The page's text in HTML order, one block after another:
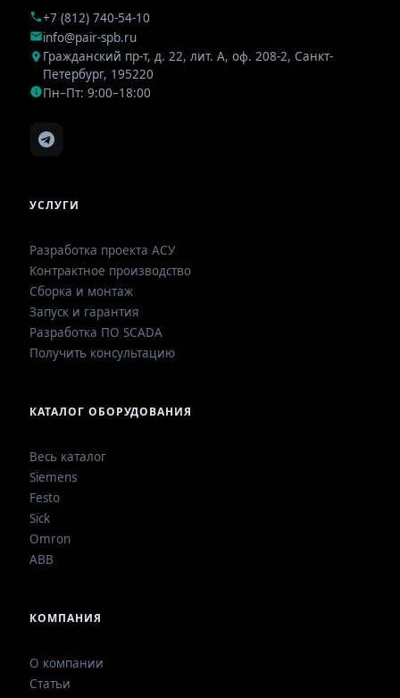
+7 (812) 740-54-10
info@pair-spb.ru
Гражданский пр-т, д. 22, лит. А, оф. 208-2, Санкт-
Петербург, 195220
Пн–Пт: 9:00–18:00
УСЛУГИ
Разработка проекта АСУ
Контрактное производство
Сборка и монтаж
Запуск и гарантия
Разработка ПО SCADA
Получить консультацию
КАТАЛОГ ОБОРУДОВАНИЯ
Весь каталог
Siemens
Festo
Sick
Omron
ABB
КОМПАНИЯ
О компании
Статьи